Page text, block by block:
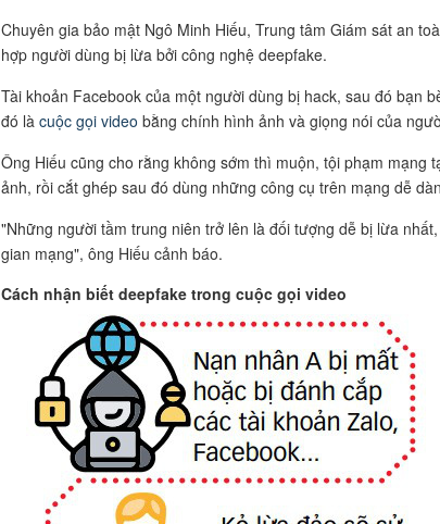
Chuyên gia bảo mật Ngô Minh Hiếu, Trung tâm Giám sát an
hợp người dùng bị lừa bởi công nghệ deepfake.
Tài khoản Facebook của một người dùng bị hack, sau đó bạn
đó là cuộc gọi video bằng chính hình ảnh và giọng nói của
Ông Hiếu cũng cho rằng không sớm thì muộn, tội phạm mạng
ảnh, rồi cắt ghép sau đó dùng những công cụ trên mạng dễ
"Những người tầm trung niên trở lên là đối tượng dễ bị lừa
gian mạng", ông Hiếu cảnh báo.
Cách nhận biết deepfake trong cuộc gọi video